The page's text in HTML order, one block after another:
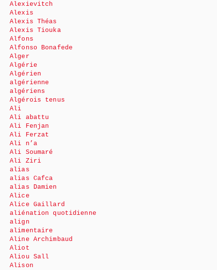
Alexievitch
Alexis
Alexis Théas
Alexis Tiouka
Alfons
Alfonso Bonafede
Alger
Algérie
Algérien
algérienne
algériens
Algérois tenus
Ali
Ali abattu
Ali Fenjan
Ali Ferzat
Ali n’a
Ali Soumaré
Ali Ziri
alias
alias Cafca
alias Damien
Alice
Alice Gaillard
aliénation quotidienne
align
alimentaire
Aline Archimbaud
Aliot
Aliou Sall
Alison